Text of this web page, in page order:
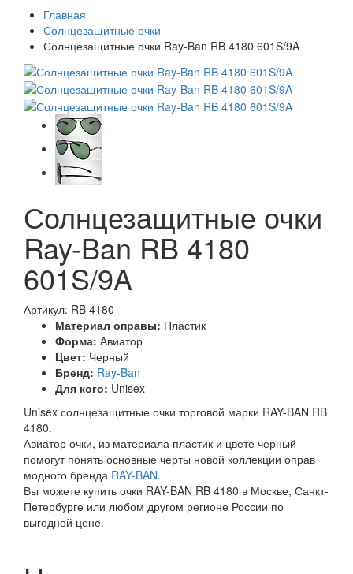
Главная
Солнцезащитные очки
Солнцезащитные очки Ray-Ban RB 4180 601S/9A
Солнцезащитные очки
Ray-Ban RB 4180
601S/9A
Артикул: RB 4180
Материал оправы: Пластик
Форма: Авиатор
Цвет: Черный
Бренд: Ray-Ban
Для кого: Unisex
Unisex солнцезащитные очки торговой марки RAY-BAN RB
4180.
Авиатор очки, из материала пластик и цвете черный
помогут понять основные черты новой коллекции оправ
модного бренда RAY-BAN.
Вы можете купить очки RAY-BAN RB 4180 в Москве, Санкт-
Петербурге или любом другом регионе России по
выгодной цене.